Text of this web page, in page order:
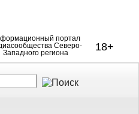
портал
Северо-
Западного региона
18+